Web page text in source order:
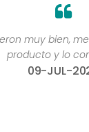
muy bien,
producto y lo
09-JUL-